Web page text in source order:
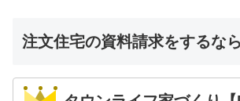
注文住宅の資料請求をするなら